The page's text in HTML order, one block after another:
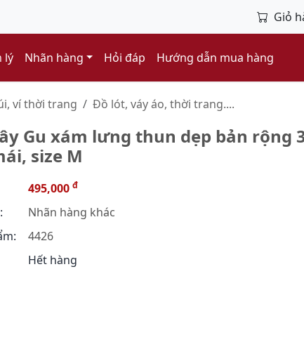
Giỏ
lý Nhãn hàng Hỏi đáp Hướng dẫn mua hàng
ví thời trang Đồ lót, váy áo, thời trang....
Gu xám lưng thun dẹp bản rộng
size M
495,000 đ
Nhãn hàng khác
4426
Hết hàng